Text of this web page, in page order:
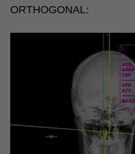
ORTHOGONAL: